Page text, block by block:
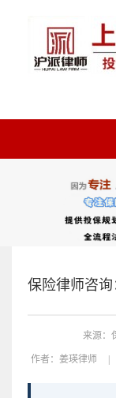
保险律师咨询
来源：
作者： 姜瑛律师 |